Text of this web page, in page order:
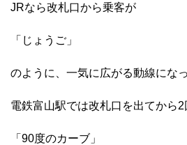
JRなら改札口から乗客が
「じょうご」
のように、一気に広がる動線にな
電鉄富山駅では改札口を出てから2
「90度のカーブ」